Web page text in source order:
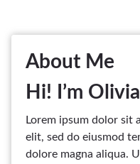
About Me
Hi! I’m
Lorem ipsum dolor sit
elit, sed do eiusmod
dolore magna aliqua.